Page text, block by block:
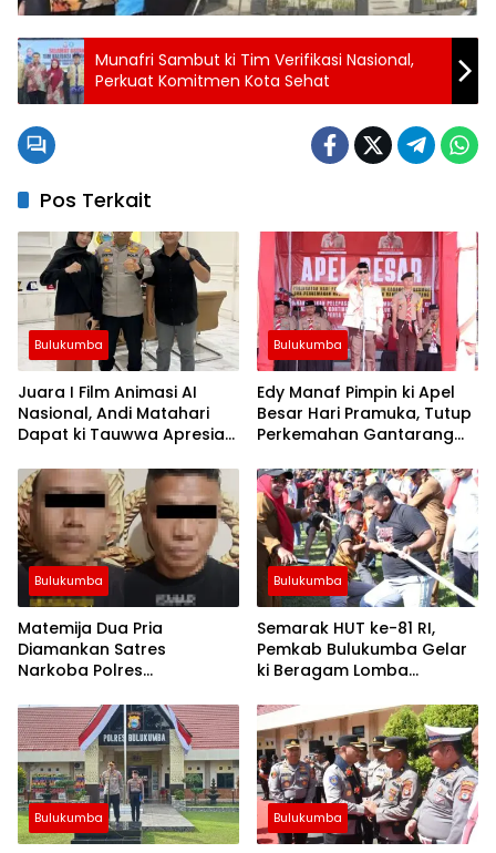
Munafri Sambut ki Tim Verifikasi Nasional,
Perkuat Komitmen Kota Sehat
Pos Terkait
Bulukumba
Juara I Film Animasi AI
Nasional, Andi Matahari
Dapat ki Tauwwa Apresiasi
Bulukumba
Edy Manaf Pimpin ki Apel
Besar Hari Pramuka, Tutup
Perkemahan Gantarang
Jamnas XII 2026
Bulukumba
Matemija Dua Pria
Diamankan Satres
Narkoba Polres
Satu Sachet Diduga Sabu.
Bulukumba
Semarak HUT ke-81 RI,
Pemkab Bulukumba Gelar
ki Beragam Lomba
Olahraga
Bulukumba Bulukumba